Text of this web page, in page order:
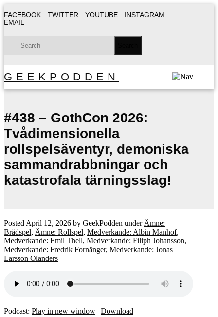
FACEBOOK TWITTER YOUTUBE
INSTAGRAM
EMAIL
GEEKPODDEN
#438 – GothCon 2026:
Tvådimensionella
rollspelsäventyr, demoniska
sammandrabbningar och
katastrofala tärningsslag!
Posted April 12, 2026 by GeekPodden under Ämne:
Brädspel, Ämne: Rollspel, Medverkande: Albin Manhof,
Medverkande: Emil Thell, Medverkande: Filiph Johansson,
Medverkande: Fredrik Fornänger, Medverkande: Jonas
Larsson Olanders
Podcast: Play in new window | Download